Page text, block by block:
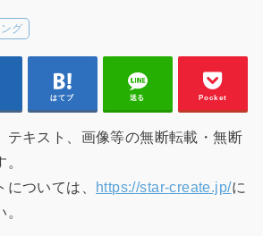
グ
はてブ 送る Pocket
キスト、画像等の無断転載・無断
ついては、 https://star-create.jp/に